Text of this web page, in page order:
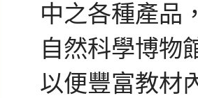
中之各種產品
自然科學博物
以便豐富教材